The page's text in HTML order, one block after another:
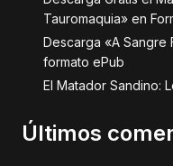
Tauromaquia» en
Descarga «A Sangre
formato ePub
El Matador Sandino:
Últimos